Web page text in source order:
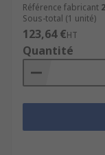
Référence fabricant
Sous-total (1 unité)
123,64 €HT
Quantité